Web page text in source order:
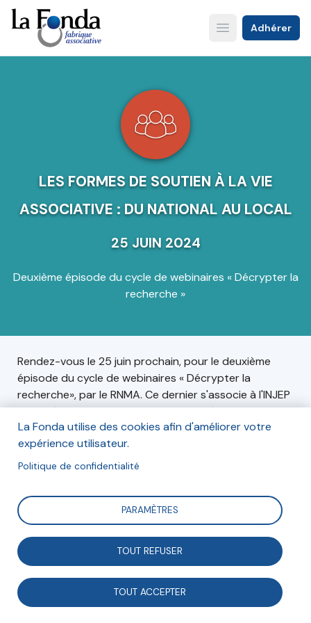
Aller
au
contenu
principal
Open main menu
Adhérer
LES FORMES DE SOUTIEN À LA VIE
ASSOCIATIVE : DU NATIONAL AU LOCAL
25 JUIN 2024
Deuxième épisode du cycle de webinaires « Décrypter la
recherche »
Rendez-vous le 25 juin prochain, pour le deuxième
épisode du cycle de webinaires « Décrypter la
recherche», par le RNMA. Ce dernier s'associe à l'INJEP
pour décrypter les formes de soutien à la vie
associative, du national au local.
Le mardi 25 juin, de 11h00 à 12h30. En ligne.
Inscription
La Fonda utilise des cookies afin d'améliorer votre
expérience utilisateur.
Politique de confidentialité
PARAMÈTRES
TOUT REFUSER
TOUT ACCEPTER